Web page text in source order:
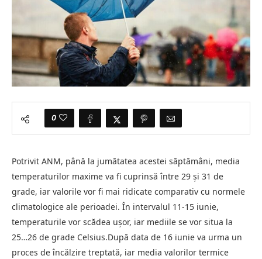
0
Potrivit ANM, până la jumătatea acestei săptămâni, media
temperaturilor maxime va fi cuprinsă între 29 și 31 de
grade, iar valorile vor fi mai ridicate comparativ cu normele
climatologice ale perioadei. În intervalul 11-15 iunie,
temperaturile vor scădea ușor, iar mediile se vor situa la
25…26 de grade Celsius.După data de 16 iunie va urma un
proces de încălzire treptată, iar media valorilor termice